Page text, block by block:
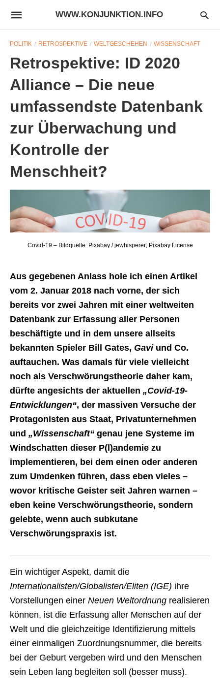
WWW.KONJUNKTION.INFO
POLITIK RETROSPEKTIVE WELTGESCHEHEN WISSENSCHAFT
Retrospektive: ID 2020
Alliance – Die neue
umfassendste Datenbank
zur Überwachung und
Kontrolle der
Menschheit?
Covid-19 – Bildquelle: Pixabay / jewhisperer; Pixabay License
Aus gegebenen Anlass hole ich einen Artikel
vom 2. Januar 2018 nach vorne, der sich
bereits vor zwei Jahren mit einer weltweiten
Datenbank zur Erfassung aller Personen
beschäftigte und in dem unsere allseits
bekannten Spieler Bill Gates, Gaviund Co.
auftauchen. Was damals für viele vielleicht
noch als Verschwörungstheorie daher kam,
dürfte angesichts der aktuellen „Covid-19-
Entwicklungen“, der massiven Versuche der
Protagonisten aus Staat, Privatunternehmen
und „Wissenschaft“ genau jene Systeme im
Windschatten dieser P(l)andemie zu
implementieren, bei dem einen oder anderen
zum Umdenken führen, dass eben vieles –
wovor kritische Geister seit Jahren warnen –
eben keine Verschwörungstheorie, sondern
gelebte, wenn auch subkutane
Verschwörungspraxis ist.
Ein wichtiger Aspekt, damit die
Internationalisten/Globalisten/Eliten (IGE) ihre
Vorstellungen einer Neuen Weltordnung realisieren
können, ist die Erfassung aller Menschen auf der
Welt und die gleichzeitige Identifizierung mittels
einer einmaligen Zuordnungsnummer, die bereits
bei der Geburt vergeben wird und den Menschen
sein Leben lang begleiten soll (besser muss).